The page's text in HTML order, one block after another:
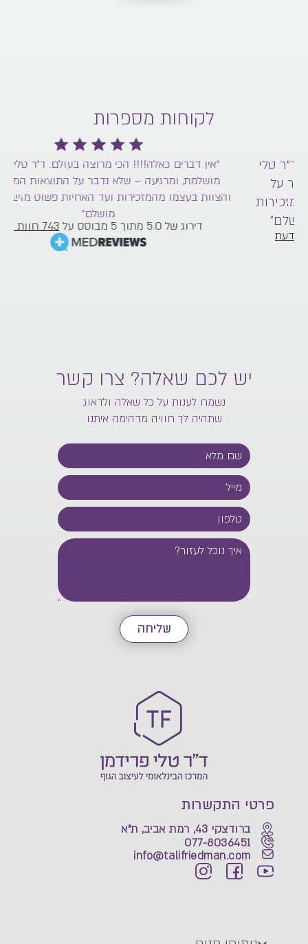
לקוחות מספרות
“אין דברים כאלה!!!! הכי מרוצה בעולם. ד״ר טלי בעצמה
מושלמת, ומרגיעה – שלא נדבר על התוצאות המושלמות.
והצוות בעצמו מהמזכירות ועד האחיות פשוט מושלם מושלם
743 חוות דעת
יש לכם שאלה? צרו קשר
נשמח לענות על כל שאלה ולדאוג
שתהיה לך חוויה מדהימה איתנו
שליחה
פרטי התקשרות
ברודצקי 43, רמת אביב, ת"א
077-8036451
info@talifriedman.com